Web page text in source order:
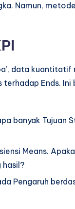
Namun,
data kuantitatif
Ends.
banyak Tujuan
Means.
hasil?
Pengaruh